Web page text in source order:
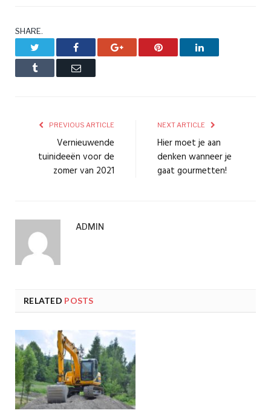
SHARE.
Facebook Google+ Pinterest LinkedIn
Tumblr Email
PREVIOUS ARTICLE
Vernieuwende
tuinideeën voor de
zomer van 2021
NEXT ARTICLE
Hier moet je aan
denken wanneer je
gaat gourmetten!
ADMIN
RELATED POSTS